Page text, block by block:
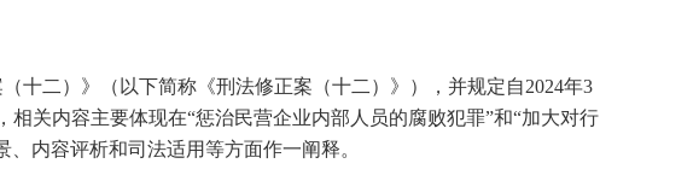
十二）》（以下简称《刑法修正案（十二）》），并规定自2024年3
关内容主要体现在“惩治民营企业内部人员的腐败犯罪”和“加大对行
内容评析和司法适用等方面作一阐释。